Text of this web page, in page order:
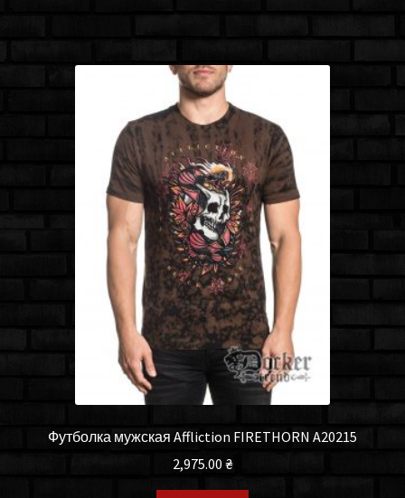
Футболка мужская Affliction FIRETHORN A20215
2,975.00 ₴